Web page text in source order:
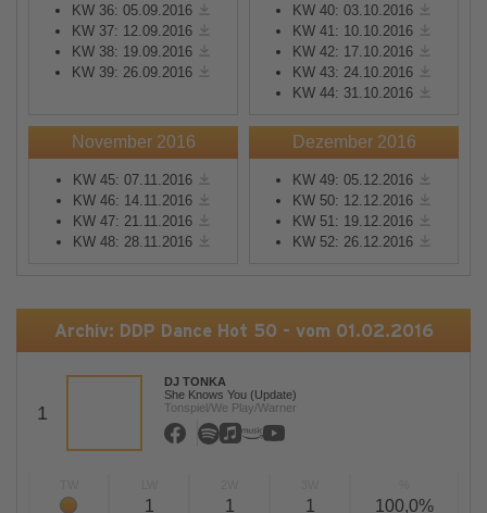
KW 36: 05.09.2016
KW 37: 12.09.2016
KW 38: 19.09.2016
KW 39: 26.09.2016
KW 40: 03.10.2016
KW 41: 10.10.2016
KW 42: 17.10.2016
KW 43: 24.10.2016
KW 44: 31.10.2016
November 2016
KW 45: 07.11.2016
KW 46: 14.11.2016
KW 47: 21.11.2016
KW 48: 28.11.2016
Dezember 2016
KW 49: 05.12.2016
KW 50: 12.12.2016
KW 51: 19.12.2016
KW 52: 26.12.2016
Archiv: DDP Dance Hot 50 - vom 01.02.2016
1
DJ TONKA
She Knows You (Update)
Tonspiel/We Play/Warner
1 1 1 100,0%